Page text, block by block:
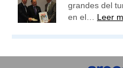
grandes del
en el… Leer